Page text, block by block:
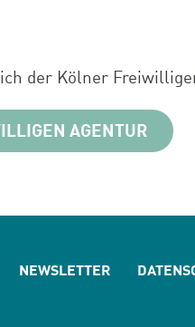
der Kölner
AGENTUR
NEWSLETTER